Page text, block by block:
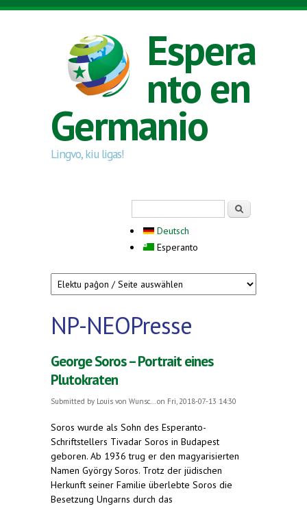
Skip to main content
Espera
nto en
Germanio
Lingvo, kiu ligas!
Deutsch
Esperanto
NP-NEOPresse
George Soros – Portrait eines
Plutokraten
Submitted by Louis von Wunsc... on Fri, 2018-07-13 14:30
Soros wurde als Sohn des Esperanto-
Schriftstellers Tivadar Soros in Budapest
geboren. Ab 1936 trug er den magyarisierten
Namen György Soros. Trotz der jüdischen
Herkunft seiner Familie überlebte Soros die
Besetzung Ungarns durch das